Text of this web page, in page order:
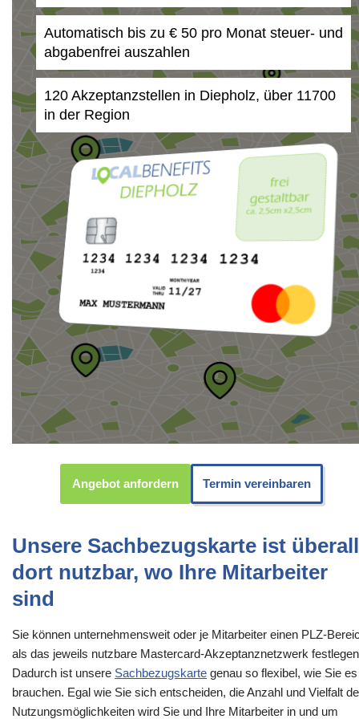
Automatisch bis zu € 50 pro Monat steuer- und
abgabenfrei auszahlen
120 Akzeptanzstellen in Diepholz, über 11700
in der Region
Angebot anfordern Termin vereinbaren
Unsere Sachbezugskarte ist überall
dort nutzbar, wo Ihre Mitarbeiter
sind
Sie können unternehmensweit oder je Mitarbeiter einen PLZ-
als das jeweils nutzbare Mastercard-Akzeptanznetzwerk
Dadurch ist unsere Sachbezugskarte genau so flexibel, wie Sie es
brauchen. Egal wie Sie sich entscheiden, die Anzahl und Vielfalt
Nutzungsmöglichkeiten wird Sie und Ihre Mitarbeiter in und um